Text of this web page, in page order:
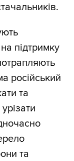
підтримку
російський
та
та